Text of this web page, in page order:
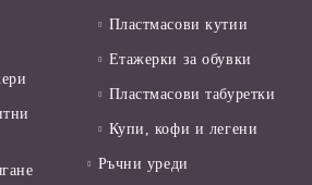
Пластмасови кутии
Етажерки за обувки
Пластмасови табуретки
Купи, кофи и легени
Ръчни уреди